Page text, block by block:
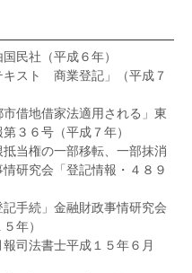
民社（平成６年）
キスト 商業登記」（平成７
借地借家法適用される」東
３６号（平成７年）
当権の一部移転、一部抹消
研究会「登記情報・４８９
手続」金融財政事情研究会
年）
司法書士平成１５年６月